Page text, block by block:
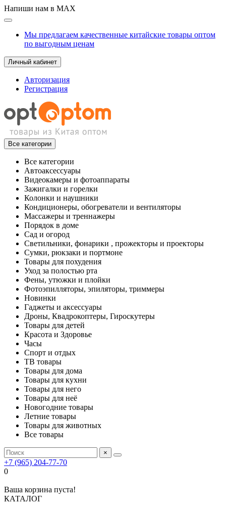
Напиши нам в MAX
Мы предлагаем качественные китайские товары оптом
по выгодным ценам
Личный кабинет
Авторизация
Регистрация
Все категории
Все категории
Автоаксессуары
Видеокамеры и фотоаппараты
Зажигалки и горелки
Колонки и наушники
Кондиционеры, обогреватели и вентиляторы
Массажеры и треннажеры
Порядок в доме
Сад и огород
Светильники, фонарики , прожекторы и проекторы
Сумки, рюкзаки и портмоне
Товары для похудения
Уход за полостью рта
Фены, утюжки и плойки
Фотоэпилляторы, эпиляторы, триммеры
Новинки
Гаджеты и аксессуары
Дроны, Квадрокоптеры, Гироскутеры
Товары для детей
Красота и Здоровье
Часы
Спорт и отдых
ТВ товары
Товары для дома
Товары для кухни
Товары для него
Товары для неё
Новогодние товары
Летние товары
Товары для животных
Все товары
×
+7 (965) 204-77-70
0
Ваша корзина пуста!
КАТАЛОГ